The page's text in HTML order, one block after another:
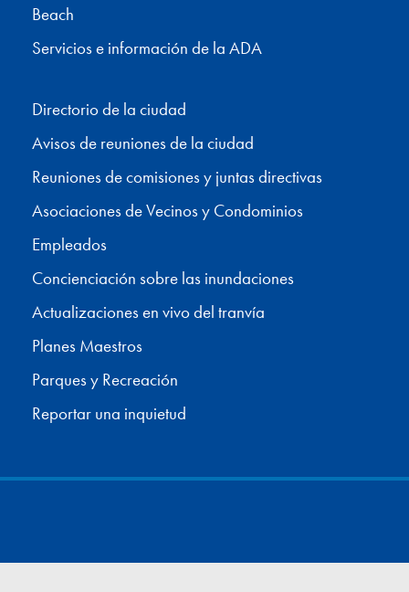
Beach
Servicios e información de la ADA
Directorio de la ciudad
Avisos de reuniones de la ciudad
Reuniones de comisiones y juntas directivas
Asociaciones de Vecinos y Condominios
Empleados
Concienciación sobre las inundaciones
Actualizaciones en vivo del tranvía
Planes Maestros
Parques y Recreación
Reportar una inquietud